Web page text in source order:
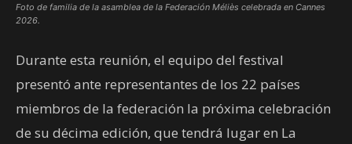
Foto de familia de la asamblea de la Federación Méliès celebrada en Cannes
2026.
Durante esta reunión, el equipo del festival
presentó ante representantes de los 22 países
miembros de la federación la próxima celebración
de su décima edición, que tendrá lugar en La